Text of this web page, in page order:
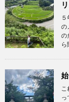
の
の
ら
こ
っ